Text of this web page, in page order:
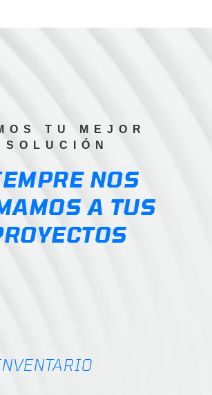
TU MEJOR
SOLUCIÓN
NOS
A TUS